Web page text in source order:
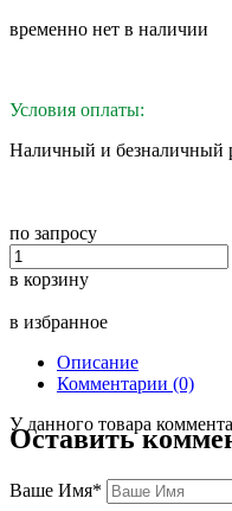
временно нет в наличии
Условия оплаты:
Наличный и безналичный
по запросу
в корзину
в избранное
Описание
Комментарии (0)
У данного товара
Оставить
Ваше Имя*